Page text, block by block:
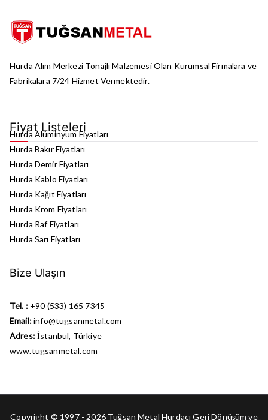
Hurda Alım Merkezi Tonajlı Malzemesi Olan Kurumsal Firmalara ve
Fabrikalara 7/24 Hizmet Vermektedir.
Fiyat Listeleri
Hurda Alüminyum Fiyatları
Hurda Bakır Fiyatları
Hurda Demir Fiyatları
Hurda Kablo Fiyatları
Hurda Kağıt Fiyatları
Hurda Krom Fiyatları
Hurda Raf Fiyatları
Hurda Sarı Fiyatları
Bize Ulaşın
Tel. :+90 (533) 165 7345
Email:info@tugsanmetal.com
Adres:İstanbul, Türkiye
www.tugsanmetal.com
Copyright © 1997 - 2026 Tuğsan MetalHurdacı Geri Dönüşüm ve